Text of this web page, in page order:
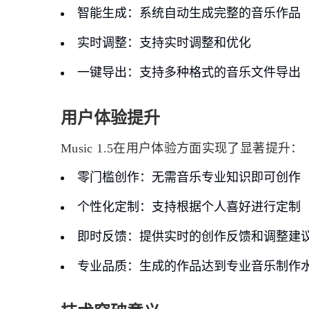
智能生成：系统自动生成完整的音乐作品
实时调整：支持实时调整和优化
一键导出 ：支持多种格式的音乐文件导出
用户体验提升
Music 1.5在用户体验方面实现了显著提升：
零门槛创作：无需音乐专业知识即可创作
个性化定制 ：支持根据个人喜好进行定制
即时反馈：提供实时的创作反馈和调整建
专业品质 ：生成的作品达到专业音乐制作